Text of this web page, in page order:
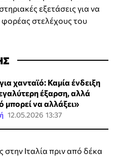
εξετάσεις για να
φορέας στελέχους του
χανταϊό: Καμία ένδειξη
έξαρση, αλλά
μπορεί να αλλάξει»
12.05.2026 13:37
Ιταλία πριν από δέκα